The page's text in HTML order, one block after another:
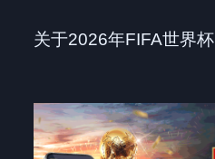
关于2026年FIFA世界杯